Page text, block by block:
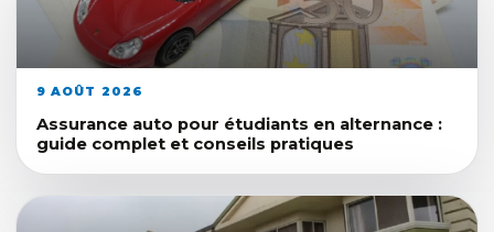
9 AOÛT 2026
Assurance auto pour étudiants en alternance :
guide complet et conseils pratiques